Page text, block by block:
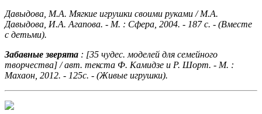
Давыдова, М.А. Мягкие игрушки своими руками / М.А.
Давыдова, И.А. Агапова. - М. : Сфера, 2004. - 187 с. - (Вместе
с детьми).
Забавные зверята : [35 чудес. моделей для семейного
творчества] / авт. текста Ф. Камидзе и Р. Шорт. - М. :
Махаон, 2012. - 125с. - (Живые игрушки).